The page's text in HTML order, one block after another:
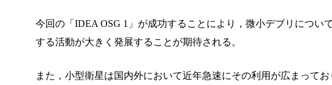
今回の「IDEA OSG 1」が成功することにより，微小デブリにつ
する活動が大きく発展することが期待される。
また，小型衛星は国内外において近年急速にその利用が広まって